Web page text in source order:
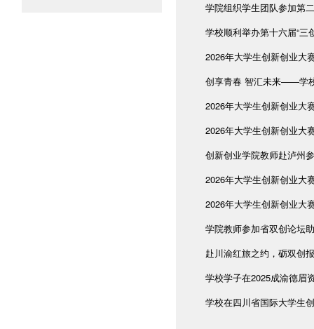
学院组织学生团队参加第
学校顺利举办第十六届“三
2026年大学生创新创业大
创享青春 智汇未来——学
2026年大学生创新创业大
2026年大学生创新创业大
创新创业学院教师赴泸州
2026年大学生创新创业大
2026年大学生创新创业大
学院教师参加省双创论坛
赴川渝红旅之约，砺双创
学校学子在2025成渝德眉
学校在四川省国际大学生